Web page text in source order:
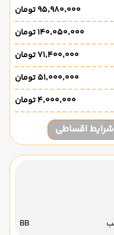
۹۵٬۹۸۰٬۰۰۰ تومان
۱۴۰٬۰۵۰٬۰۰۰ تومان
۷۱٬۴۰۰٬۰۰۰ تومان
۵۱٬۰۰۰٬۰۰۰ تومان
۴٬۰۰۰٬۰۰۰ تومان
شرایط اقساطی
BB